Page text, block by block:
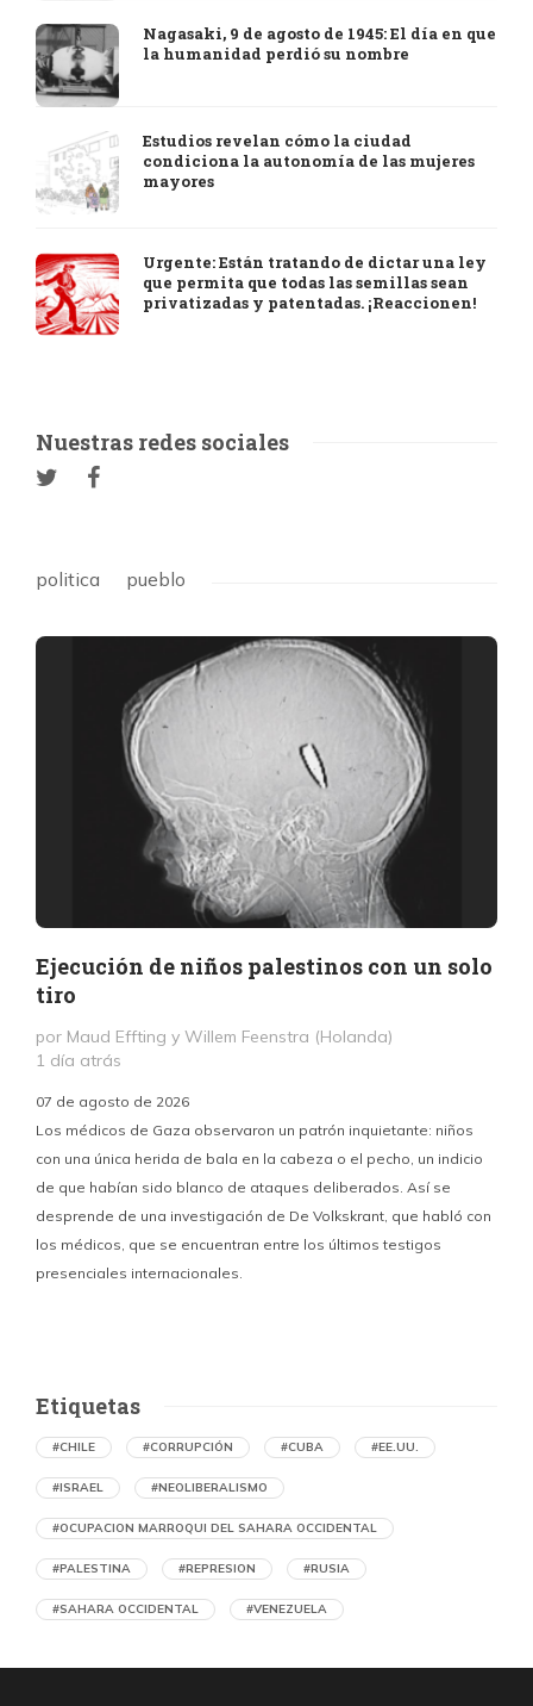
Nagasaki, 9 de agosto de 1945: El día en que
la humanidad perdió su nombre
Estudios revelan cómo la ciudad
condiciona la autonomía de las mujeres
mayores
Urgente: Están tratando de dictar una ley
que permita que todas las semillas sean
privatizadas y patentadas. ¡Reaccionen!
Nuestras redes sociales
politica pueblo
Ejecución de niños palestinos con un solo
tiro
por Maud Effting y Willem Feenstra (Holanda)
1 día atrás
07 de agosto de 2026
Los médicos de Gaza observaron un patrón inquietante: niños
con una única herida de bala en la cabeza o el pecho, un indicio
de que habían sido blanco de ataques deliberados. Así se
desprende de una investigación de De Volkskrant, que habló con
los médicos, que se encuentran entre los últimos testigos
presenciales internacionales.
Ejecución de niños palestinos con un solo
Etiquetas
#CHILE #CORRUPCIÓN #CUBA #EE.UU.
#ISRAEL #NEOLIBERALISMO
#OCUPACION MARROQUI DEL SAHARA OCCIDENTAL
#PALESTINA #REPRESION #RUSIA
#SAHARA OCCIDENTAL #VENEZUELA